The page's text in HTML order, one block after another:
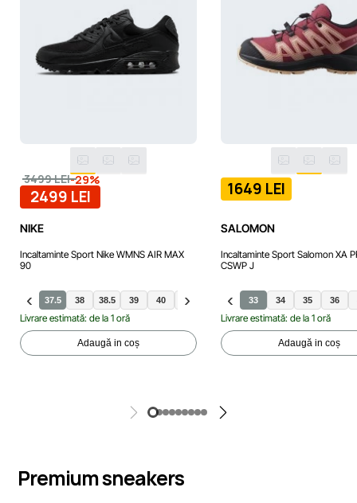
3499 LEI-29%
2499 LEI
NIKE
Incaltaminte Sport Nike WMNS AIR MAX
90
37.5 38 38.5 39 40 36.5
Livrare estimată: de la 1 oră
Adaugă in coș
1649 LEI
SALOMON
Incaltaminte Sport Salomon XA
CSWP J
33 34 35 36
Livrare estimată: de la 1 oră
Adaugă in coș
Premium sneakers